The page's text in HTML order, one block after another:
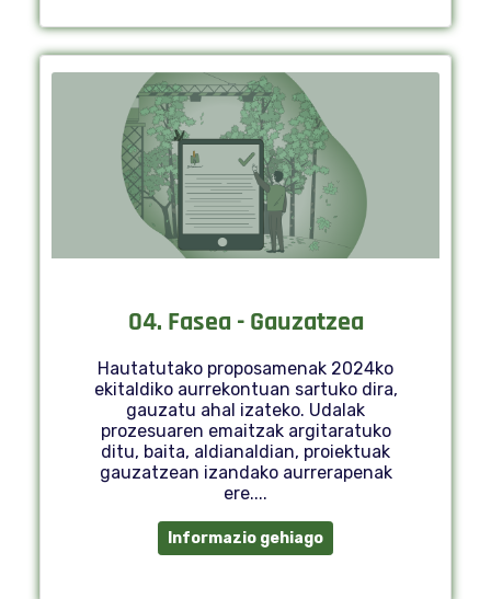
04. Fasea - Gauzatzea
Hautatutako proposamenak 2024ko
ekitaldiko aurrekontuan sartuko dira,
gauzatu ahal izateko. Udalak
prozesuaren emaitzak argitaratuko
ditu, baita, aldianaldian, proiektuak
gauzatzean izandako aurrerapenak
ere....
Informazio gehiago